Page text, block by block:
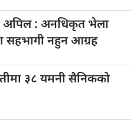
: अनधिकृत भेला
सहभागी नहुन आग्रह
३८ यमनी सैनिकको